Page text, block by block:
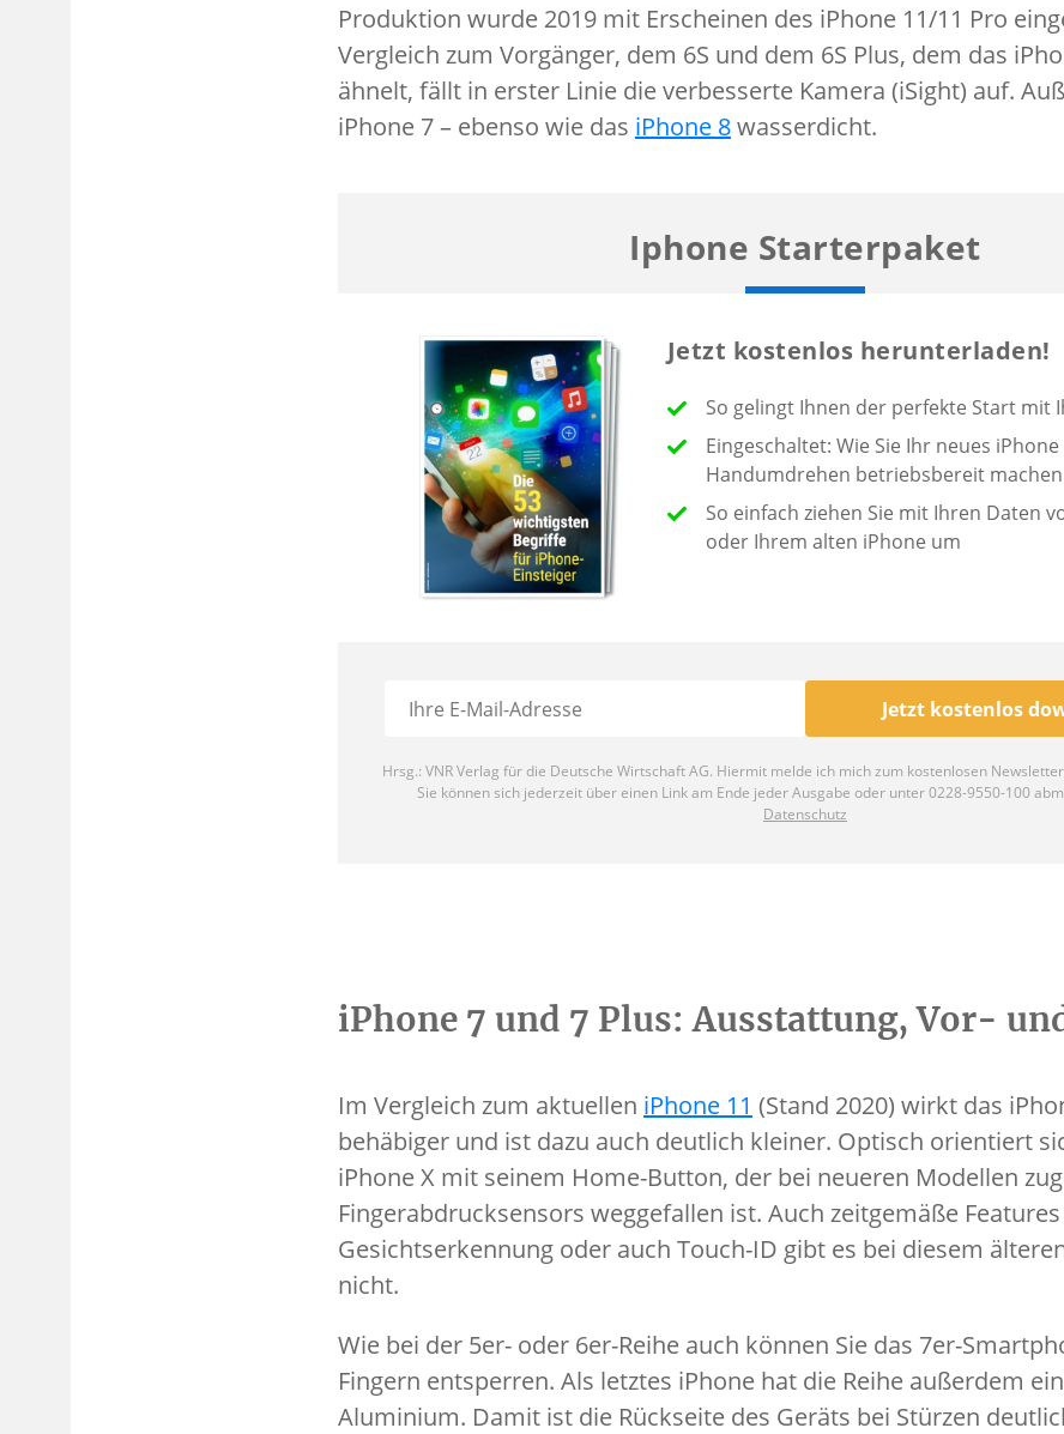
Produktion wurde 2019 mit Erscheinen des iPhone 11/11 Pro
Vergleich zum Vorgänger, dem 6S und dem 6S Plus, dem das
ähnelt, fällt in erster Linie die verbesserte Kamera (iSight) auf.
iPhone 7 – ebenso wie das iPhone 8wasserdicht.
iPhone 7 und 7 Plus: Ausstattung, Vor-
Im Vergleich zum aktuellen iPhone 11 (Stand 2020) wirkt das
behäbiger und ist dazu auch deutlich kleiner. Optisch orientiert
iPhone X mit seinem Home-Button, der bei neueren Modellen
Fingerabdrucksensors weggefallen ist. Auch zeitgemäße
Gesichtserkennung oder auch Touch-ID gibt es bei diesem
nicht.
Wie bei der 5er- oder 6er-Reihe auch können Sie das 7er-
Fingern entsperren. Als letztes iPhone hat die Reihe außerdem
Aluminium. Damit ist die Rückseite des Geräts bei Stürzen